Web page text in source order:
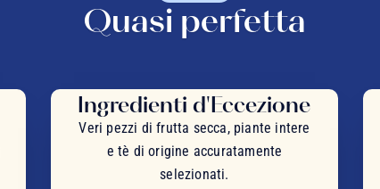
Quasi perfetta
Ingredienti d'Eccezione
Veri pezzi di frutta secca, piante intere
e tè di origine accuratamente
selezionati.